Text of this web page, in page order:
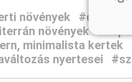
növények
növények
minimalista kertek
nyertesei